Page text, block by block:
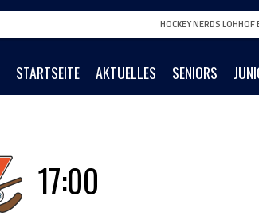
HOCKEY NERDS LOHHOF
STARTSEITE AKTUELLES SENIORS
17:00